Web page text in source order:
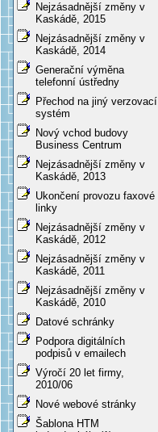
Nejzásadnější změny v
Kaskádě, 2015
Nejzásadnější změny v
Kaskádě, 2014
Generační výměna
telefonní ústředny
Přechod na jiný verzovací
systém
Nový vchod budovy
Business Centrum
Nejzásadnější změny v
Kaskádě, 2013
Ukončení provozu faxové
linky
Nejzásadnější změny v
Kaskádě, 2012
Nejzásadnější změny v
Kaskádě, 2011
Nejzásadnější změny v
Kaskádě, 2010
Datové schránky
Podpora digitálních
podpisů v emailech
Výročí 20 let firmy,
2010/06
Nové webové stránky
Šablona HTM